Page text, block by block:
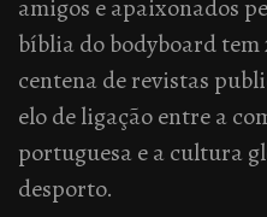
amigos e apaixonados
bíblia do bodyboard tem
centena de revistas
elo de ligação entre a
portuguesa e a cultura
desporto.